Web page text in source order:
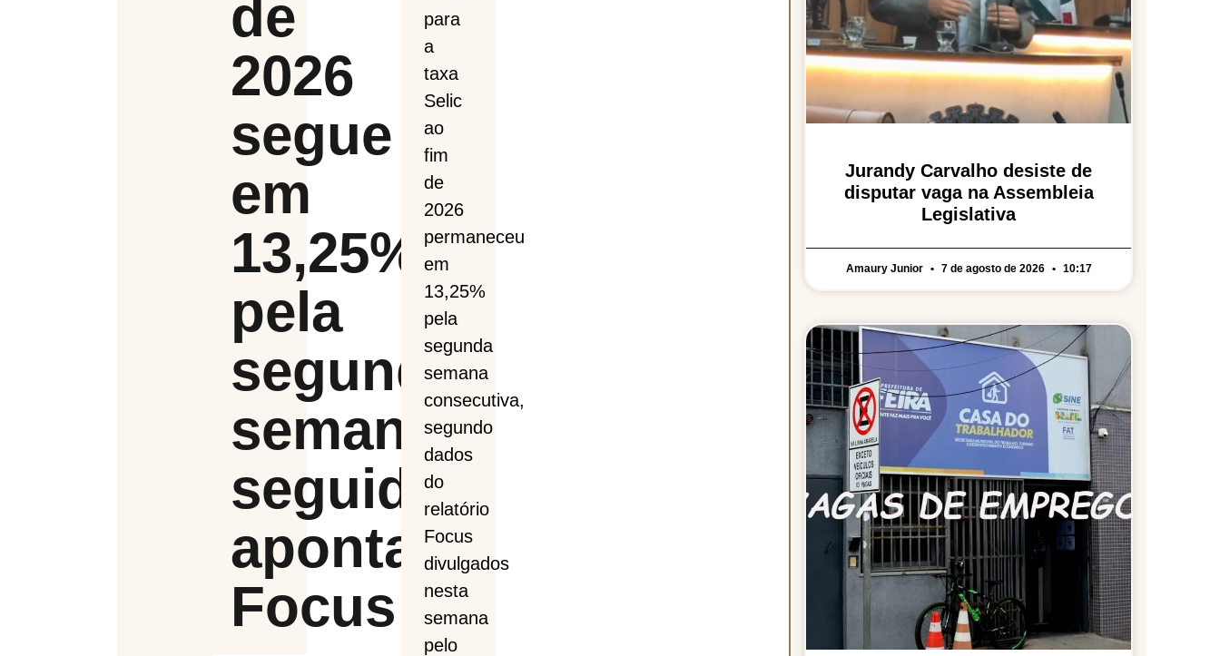
de
2026
segue
em
13,25%
pela
segunda
semana
seguida,
aponta
Focus
para
a
taxa
Selic
ao
fim
de
2026
permaneceu
em
13,25%
pela
segunda
semana
consecutiva,
segundo
dados
do
relatório
Focus
divulgados
nesta
semana
pelo
Jurandy Carvalho desiste de
disputar vaga na Assembleia
Legislativa
Amaury Junior 7 de agosto de 2026 10:17